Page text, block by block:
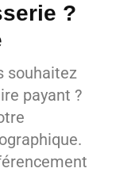
?
souhaitez
payant ?